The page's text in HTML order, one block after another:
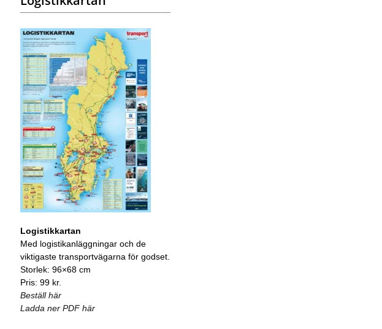
Logistikkartan
Med logistikanläggningar och de
viktigaste transportvägarna för godset.
Storlek: 96×68 cm
Pris: 99 kr.
Beställ här
Ladda ner PDF här